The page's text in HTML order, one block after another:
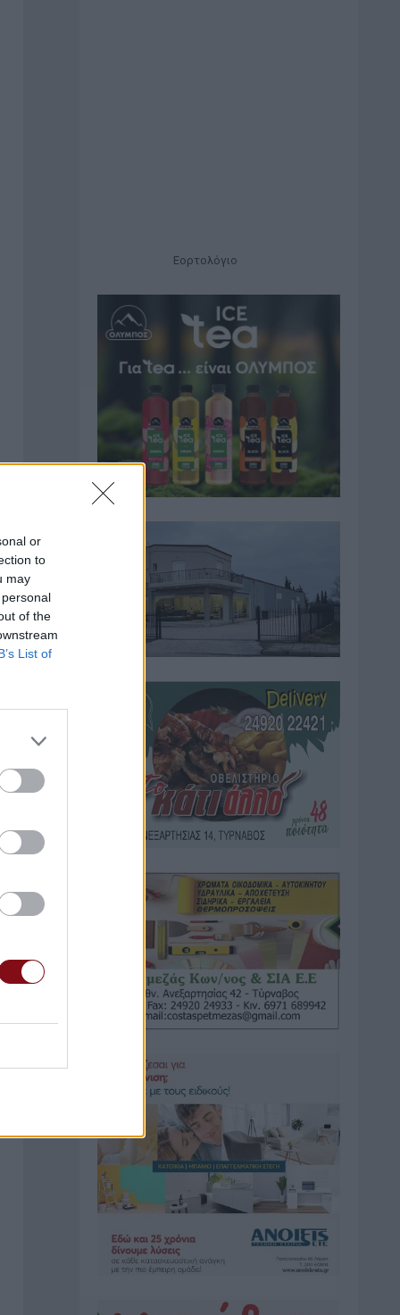
or
to
may
of the
List of
Εορτολόγιο